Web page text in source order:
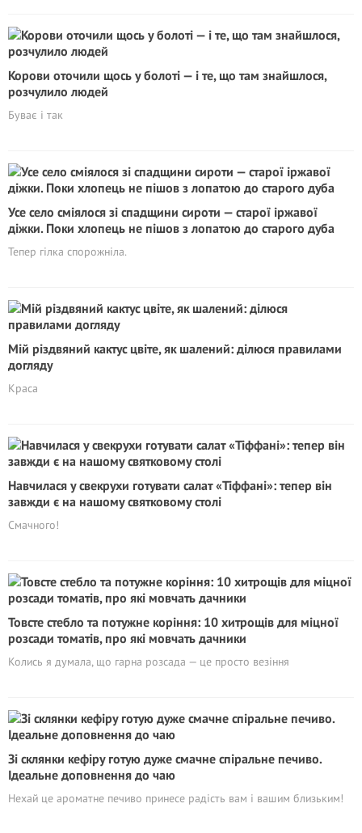
Корови оточили щось у болоті — і те, що там знайшлося,
розчулило людей
Буває і так
Усе село сміялося зі спадщини сироти — старої іржавої
діжки. Поки хлопець не пішов з лопатою до старого дуба
Тепер гілка спорожніла.
Мій різдвяний кактус цвіте, як шалений: ділюся правилами
догляду
Краса
Навчилася у свекрухи готувати салат «Тіффані»: тепер він
завжди є на нашому святковому столі
Смачного!
Товсте стебло та потужне коріння: 10 хитрощів для міцної
розсади томатів, про які мовчать дачники
Колись я думала, що гарна розсада — це просто везіння
Зі склянки кефіру готую дуже смачне спіральне печиво.
Ідеальне доповнення до чаю
Нехай це ароматне печиво принесе радість вам і вашим близьким!